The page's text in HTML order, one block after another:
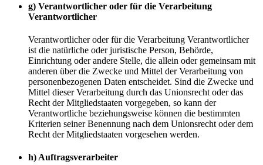
g) Verantwortlicher oder für die Verarbeitung
Verantwortlicher
Verantwortlicher oder für die Verarbeitung Verantwortlicher
ist die natürliche oder juristische Person, Behörde,
Einrichtung oder andere Stelle, die allein oder gemeinsam mit
anderen über die Zwecke und Mittel der Verarbeitung von
personenbezogenen Daten entscheidet. Sind die Zwecke und
Mittel dieser Verarbeitung durch das Unionsrecht oder das
Recht der Mitgliedstaaten vorgegeben, so kann der
Verantwortliche beziehungsweise können die bestimmten
Kriterien seiner Benennung nach dem Unionsrecht oder dem
Recht der Mitgliedstaaten vorgesehen werden.
h) Auftragsverarbeiter